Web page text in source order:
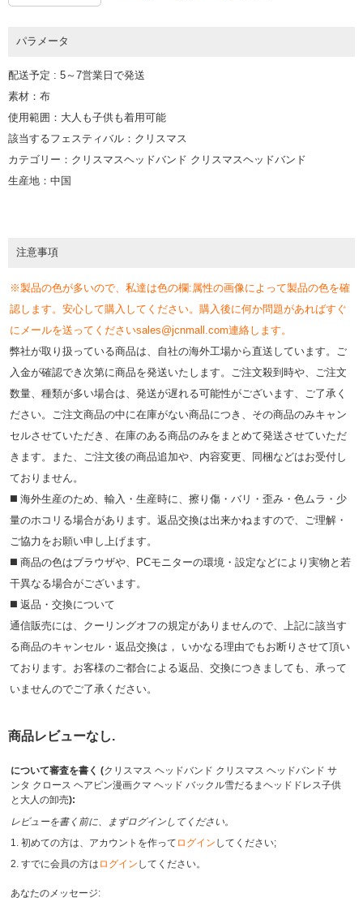
パラメータ
配送予定 : 5～7営業日で発送
素材：布
使用範囲：大人も子供も着用可能
該当するフェスティバル：クリスマス
カテゴリー：クリスマスヘッドバンド クリスマスヘッドバンド
生産地：中国
注意事項
※製品の色が多いので、私達は色の欄:属性の画像によって製品の色を確
認します。安心して購入してください。購入後に何か問題があればすぐ
にメールを送ってくださいsales@jcnmall.com連絡します。
弊社が取り扱っている商品は、自社の海外工場から直送しています。ご
入金が確認でき次第に商品を発送いたします。ご注文殺到時や、ご注文
数量、種類が多い場合は、発送が遅れる可能性がございます、ご了承く
ださい。ご注文商品の中に在庫がない商品につき、その商品のみキャン
セルさせていただき、在庫のある商品のみをまとめて発送させていただ
きます。また、ご注文後の商品追加や、内容変更、同梱などはお受付し
ておりません。
◼️ 海外⽣産のため、輸⼊・⽣産時に、擦り傷・バリ・歪み・色ムラ・少
量のホコリる場合があります。返品交換は出来かねますので、ご理解・
ご協⼒をお願い申し上げます。
◼️ 商品の⾊はブラウザや、PCモニターの環境・設定などにより実物と若
⼲異なる場合がございます。
◼️ 返品・交換について
通信販売には、クーリングオフの規定がありませんので、上記に該当す
る商品のキャンセル・返品交換は， いかなる理由でもお断りさせて頂い
ております。お客様のご都合による返品、交換につきましても、承って
いませんのでご了承ください。
商品レビューなし.
について審査を書く (クリスマス ヘッドバンド クリスマス ヘッドバンド サ
ンタ クロース ヘアピン漫画クマ ヘッド バックル雪だるまヘッドドレス子供
と大人の卸売):
レビューを書く前に、まずログインしてください。
1. 初めての方は、アカウントを作って ログイン してください;
2. すでに会員の方は ログイン してください。
あなたのメッセージ: